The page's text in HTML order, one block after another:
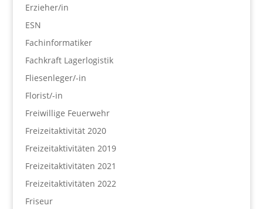
Erzieher/in
ESN
Fachinformatiker
Fachkraft Lagerlogistik
Fliesenleger/-in
Florist/-in
Freiwillige Feuerwehr
Freizeitaktivität 2020
Freizeitaktivitäten 2019
Freizeitaktivitäten 2021
Freizeitaktivitäten 2022
Friseur